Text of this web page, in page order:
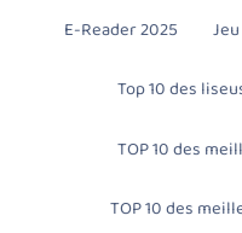
E-Reader 2025
Top 10 des
TOP 10 des
TOP 10 des